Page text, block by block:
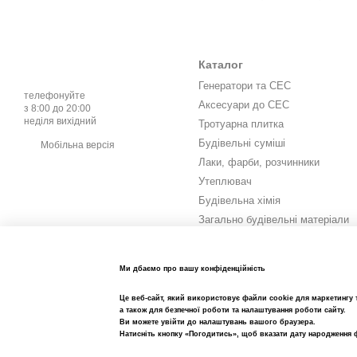
Детальні описи та
Професійна
Види клею для
Клей для
Забезпечує надійне
Підходять для монтажу
телефонуйте
з 8:00 до 20:00
неділя вихідний
Мобільна версія
Каталог
Генератори та СЕС
Аксесуари до СЕС
Тротуарна плитка
Будівельні суміші
Лаки, фарби, розчинники
Утеплювач
Будівельна хімія
Загально будівельні матеріали
Метизи та кріплення
Сад город
Кемпінг
Ми дбаємо про вашу конфіденційність
Це веб-сайт, який використовує файли cookie для маркетингу
а також для безпечної роботи та налаштування роботи сайту.
Ви можете увійти до налаштувань вашого браузера.
Натисніть кнопку «Погодитись», щоб вказати дату народження